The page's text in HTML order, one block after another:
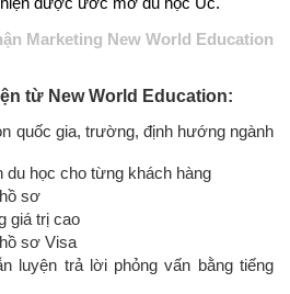
Marketing New World Education
từ New World Education:
quốc gia, trường, định hướng ngành
du học cho từng khách hàng
sơ
giá trị cao
sơ Visa
luyện trả lời phỏng vấn bằng tiếng